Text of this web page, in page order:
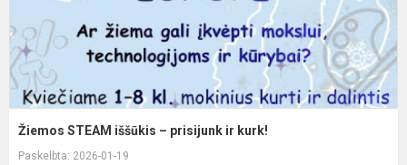
Žiemos STEAM iššūkis – prisijunk ir kurk!
Paskelbta: 2026-01-19